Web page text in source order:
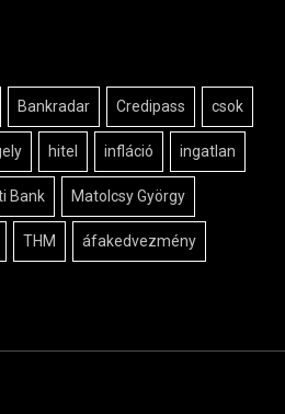
Bankradar Credipass csok
hitel infláció ingatlan
Bank Matolcsy György
THM áfakedvezmény